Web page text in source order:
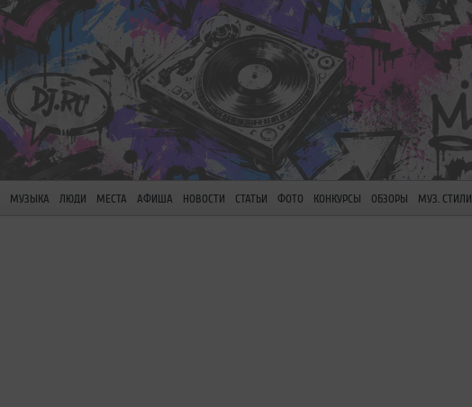
МУЗЫКА ЛЮДИ МЕСТА АФИША НОВОСТИ СТАТЬИ ФОТО КОНКУРСЫ ОБЗОРЫ МУЗ. СТИЛИ